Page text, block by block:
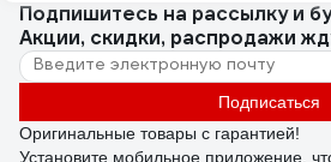
Подпишитесь на рассылкуи
Акции, скидки, распродажи
Подписаться
Оригинальные товары с гарантией!
Установите мобильное приложение,